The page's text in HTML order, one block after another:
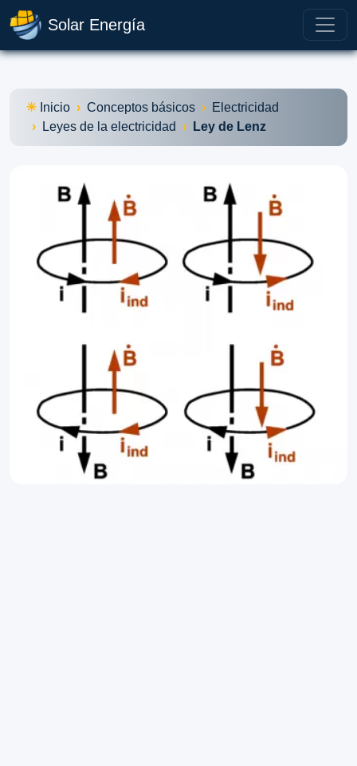
Solar Energía
Inicio Conceptos básicos
Electricidad
Leyes de la electricidad
Ley de Lenz